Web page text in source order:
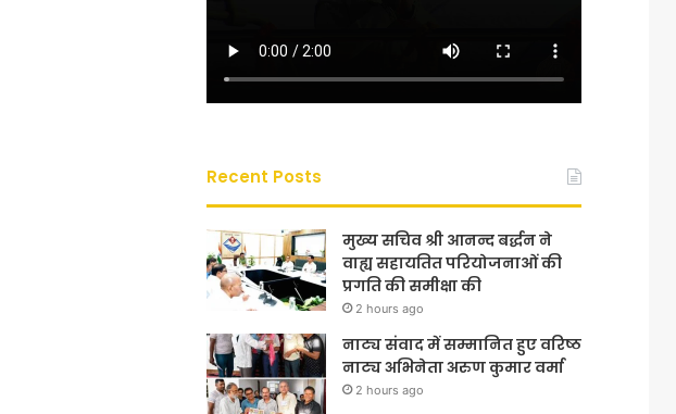
Recent Posts
मुख्य सचिव श्री आनन्द बर्द्धन ने
वाह्य सहायतित परियोजनाओं की
प्रगति की समीक्षा की
2 hours ago
नाट्य संवाद में सम्मानित हुए वरिष्ठ
नाट्य अभिनेता अरुण कुमार वर्मा
2 hours ago